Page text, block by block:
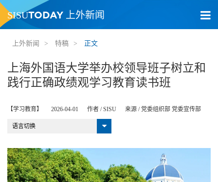
SISUTODAY 上外新闻
上外新闻 > 特稿 > 正文
上海外国语大学举办校领导班子树立和
践行正确政绩观学习教育读书班
【学习教育】 2026-04-01 作者 /SISU 来源 /党委组织部 党委宣传部
语言切换